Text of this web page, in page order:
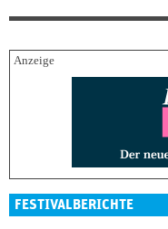
FESTIVALBERICHTE